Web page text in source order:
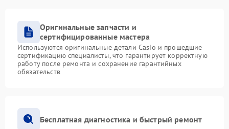
Оригинальные запчасти и
сертифицированные мастера
Используются оригинальные детали Casio и прошедшие
сертификацию специалисты, что гарантирует корректную
работу после ремонта и сохранение гарантийных
обязательств
Бесплатная диагностика и быстрый ремонт